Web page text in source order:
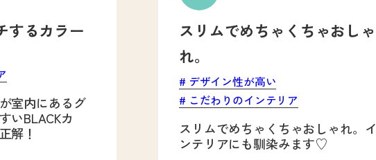
するカラー
室内にあるグ
いBLACKカ
解！
スリムでめちゃくちゃおしゃ
れ。
デザイン性が高い
こだわりのインテリア
スリムでめちゃくちゃおしゃれ。イ
ンテリアにも馴染みます♡